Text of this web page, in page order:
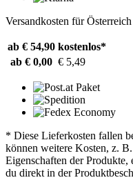
Versandkosten für Österreich
ab € 54,90 kostenlos*
ab € 0,00 € 5,49
* Diese Lieferkosten fallen
können weitere Kosten, z.
Eigenschaften der
du direkt in der